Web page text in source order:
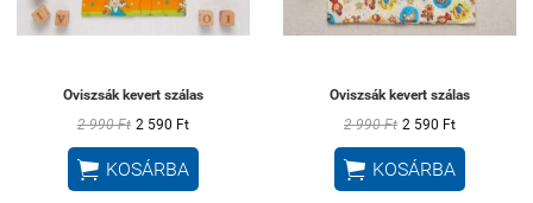
Oviszsák kevert szálas
2 990 Ft 2 590 Ft
 KOSÁRBA
Oviszsák kevert szálas
2 990 Ft 2 590 Ft
 KOSÁRBA